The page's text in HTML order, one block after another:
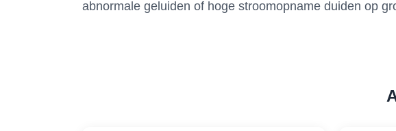
abnormale geluiden of hoge stroomopname duiden op